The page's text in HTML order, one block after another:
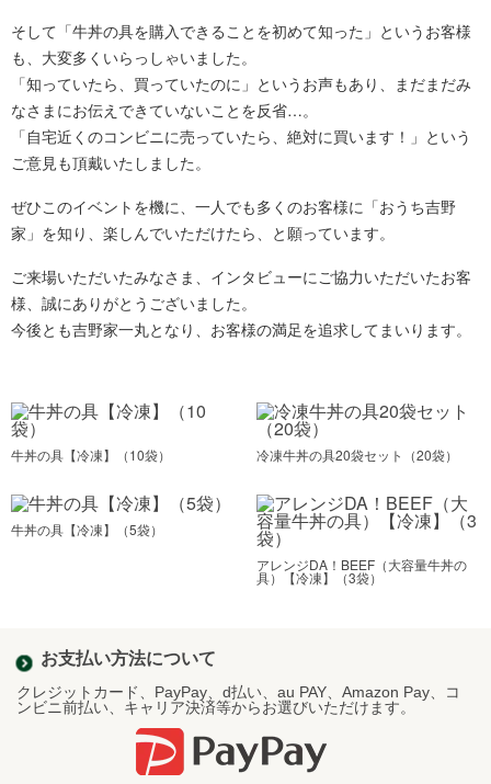
そして「牛丼の具を購入できることを初めて知った」というお客様
も、大変多くいらっしゃいました。
「知っていたら、買っていたのに」というお声もあり、まだまだみ
なさまにお伝えできていないことを反省…。
「自宅近くのコンビニに売っていたら、絶対に買います！」という
ご意見も頂戴いたしました。
ぜひこのイベントを機に、一人でも多くのお客様に「おうち吉野
家」を知り、楽しんでいただけたら、と願っています。
ご来場いただいたみなさま、インタビューにご協力いただいたお客
様、誠にありがとうございました。
今後とも吉野家一丸となり、お客様の満足を追求してまいります。
牛丼の具【冷凍】 （10袋） 冷凍牛丼の具20袋セット （20袋）
牛丼の具【冷凍】
（5袋）
アレンジDA！BEEF（大容量牛丼の
具）【冷凍】 （3袋）
お支払い方法について
クレジットカード、PayPay、d払い、au PAY、Amazon Pay、コ
ンビニ前払い、キャリア決済等からお選びいただけます。